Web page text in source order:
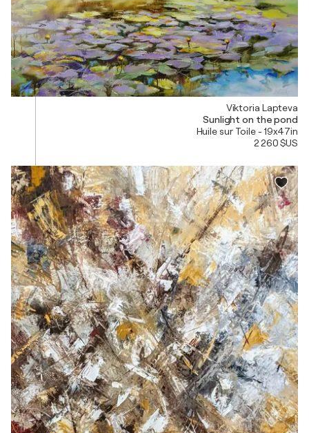
Viktoria Lapteva
Sunlight on the pond
Huile sur Toile - 19x47in
2 260 $US